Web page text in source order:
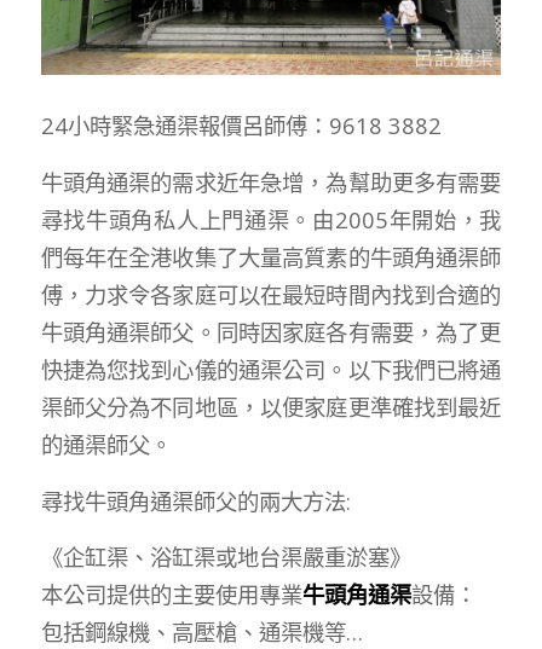
24小時緊急通渠報價呂師傅：9618 3882
牛頭角通渠的需求近年急增，為幫助更多有需要
尋找牛頭角私人上門通渠。由2005年開始，我
們每年在全港收集了大量高質素的牛頭角通渠師
傅，力求令各家庭可以在最短時間內找到合適的
牛頭角通渠師父。同時因家庭各有需要，為了更
快捷為您找到心儀的通渠公司。以下我們已將通
渠師父分為不同地區，以便家庭更準確找到最近
的通渠師父。
尋找牛頭角通渠師父的兩大方法:
《企缸渠、浴缸渠或地台渠嚴重淤塞》
本公司提供的主要使用專業牛頭角通渠設備：
包括鋼線機、高壓槍、通渠機等…